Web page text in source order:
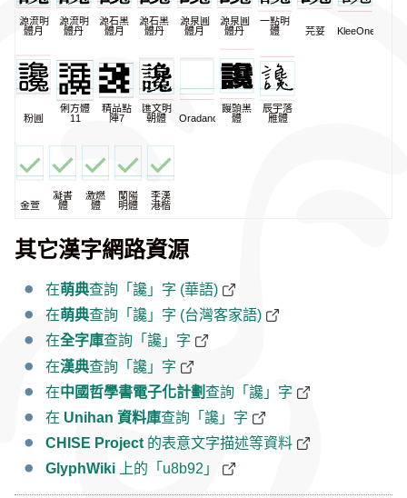
源流明
體月
源流明
體丹
源石黑
體月
源石黑
體丹
源泉圓
體月
源泉圓
體丹
一點明
體
芫荽 KleeOne
粉圓
俐方體
11
精品點
陣7
匯文明
朝體
Oradano
饅頭黑
體
辰宇落
雁體
金萱
凝書
體
激燃
體
蘭陽
明體
李漢
港楷
其它漢字網路資源
在萌典查詢「讒」字 (華語)
在萌典查詢「讒」字 (台灣客家語)
在全字庫查詢「讒」字
在漢典查詢「讒」字
在中國哲學書電子化計劃查詢「讒」字
在 Unihan 資料庫查詢「讒」字
CHISE Project 的表意文字描述等資料
GlyphWiki 上的「u8b92」